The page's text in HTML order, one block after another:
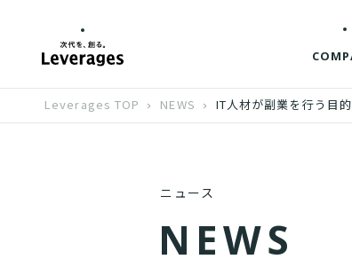
Leverages TOP NEWS IT人材が副業を行う目
ニュース
N EWS